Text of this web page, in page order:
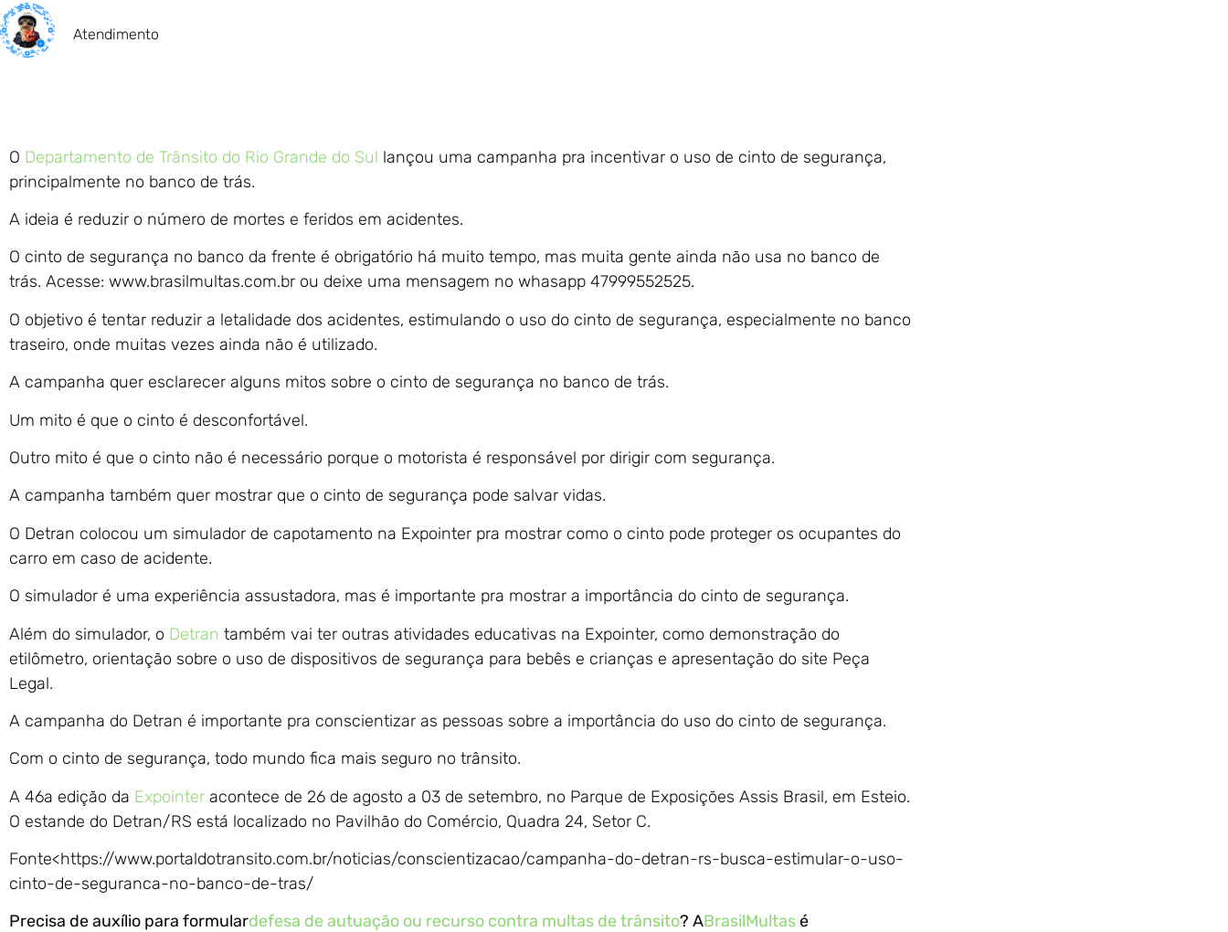
Atendimento
O Departamento de Trânsito do Rio Grande do Sul lançou uma campanha pra incentivar o uso de cinto de segurança,
principalmente no banco de trás.
A ideia é reduzir o número de mortes e feridos em acidentes.
O cinto de segurança no banco da frente é obrigatório há muito tempo, mas muita gente ainda não usa no banco de
trás. Acesse: www.brasilmultas.com.br ou deixe uma mensagem no whasapp 47999552525.
O objetivo é tentar reduzir a letalidade dos acidentes, estimulando o uso do cinto de segurança, especialmente no banco
traseiro, onde muitas vezes ainda não é utilizado.
A campanha quer esclarecer alguns mitos sobre o cinto de segurança no banco de trás.
Um mito é que o cinto é desconfortável.
Outro mito é que o cinto não é necessário porque o motorista é responsável por dirigir com segurança.
A campanha também quer mostrar que o cinto de segurança pode salvar vidas.
O Detran colocou um simulador de capotamento na Expointer pra mostrar como o cinto pode proteger os ocupantes do
carro em caso de acidente.
O simulador é uma experiência assustadora, mas é importante pra mostrar a importância do cinto de segurança.
Além do simulador, o Detran também vai ter outras atividades educativas na Expointer, como demonstração do
etilômetro, orientação sobre o uso de dispositivos de segurança para bebês e crianças e apresentação do site Peça
Legal.
A campanha do Detran é importante pra conscientizar as pessoas sobre a importância do uso do cinto de segurança.
Com o cinto de segurança, todo mundo fica mais seguro no trânsito.
A 46a edição da Expointer acontece de 26 de agosto a 03 de setembro, no Parque de Exposições Assis Brasil, em Esteio.
O estande do Detran/RS está localizado no Pavilhão do Comércio, Quadra 24, Setor C.
Fonte<https://www.portaldotransito.com.br/noticias/conscientizacao/campanha-do-detran-rs-busca-estimular-o-uso-
cinto-de-seguranca-no-banco-de-tras/
Precisa de auxílio para formulardefesa de autuação ou recurso contra multas de trânsito? ABrasilMultasé